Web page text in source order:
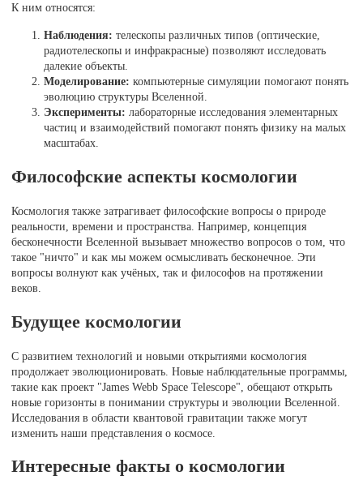
К ним относятся:
Наблюдения: телескопы различных типов (оптические,
радиотелескопы и инфракрасные) позволяют исследовать
далекие объекты.
Моделирование: компьютерные симуляции помогают понять
эволюцию структуры Вселенной.
Эксперименты: лабораторные исследования элементарных
частиц и взаимодействий помогают понять физику на малых
масштабах.
Философские аспекты космологии
Космология также затрагивает философские вопросы о природе
реальности, времени и пространства. Например, концепция
бесконечности Вселенной вызывает множество вопросов о том, что
такое "ничто" и как мы можем осмысливать бесконечное. Эти
вопросы волнуют как учёных, так и философов на протяжении
веков.
Будущее космологии
С развитием технологий и новыми открытиями космология
продолжает эволюционировать. Новые наблюдательные программы,
такие как проект "James Webb Space Telescope", обещают открыть
новые горизонты в понимании структуры и эволюции Вселенной.
Исследования в области квантовой гравитации также могут
изменить наши представления о космосе.
Интересные факты о космологии